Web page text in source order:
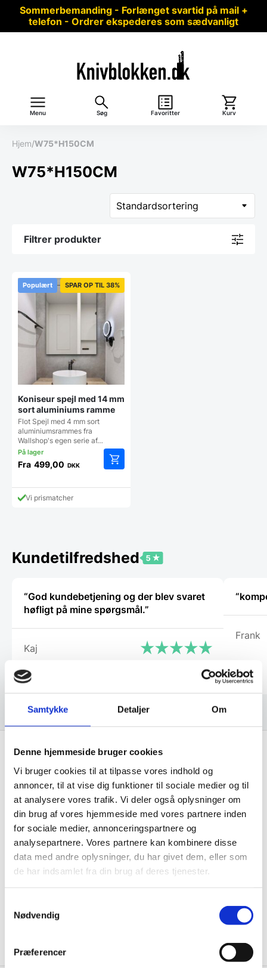
Samtykke Detaljer Om
Denne hjemmeside bruger cookies
Vi bruger cookies til at tilpasse vores indhold og
annoncer, til at vise dig funktioner til sociale medier og til
at analysere vores trafik. Vi deler også oplysninger om
din brug af vores hjemmeside med vores partnere inden
for sociale medier, annonceringspartnere og
analysepartnere. Vores partnere kan kombinere disse
data med andre oplysninger, du har givet dem, eller som
de har indsamlet fra din brug af deres tjenester.
Nødvendig
Præferencer
Sommerbemanding - Forlænget svartid på mail +
telefon - Ordrer ekspederes som sædvanligt
Menu Søg Favoritter Kurv
Hjem/W75*H150CM
W75*H150CM
Filtrer produkter
Populært SPAR OP TIL 38%
Koniseur spejl med 14 mm
sort aluminiums ramme
Flot Spejl med 4 mm sort
aluminiumsrammes fra
Wallshop's egen serie af…
Fra 499,00 DKK
vare
vælges
på
Vi prismatcher
Kundetilfredshed
“God kundebetjening og der blev svaret
høfligt på mine spørgsmål.”
Kaj
Frank
Få de bedste tilbud først!
Husk at tilmelde dig vores nyhedsbrev og vær først
til de bedste tilbud. Og bare rolig, vi spammer dig
ikke, men sender kun relevante tilbud og
informationer til dig.